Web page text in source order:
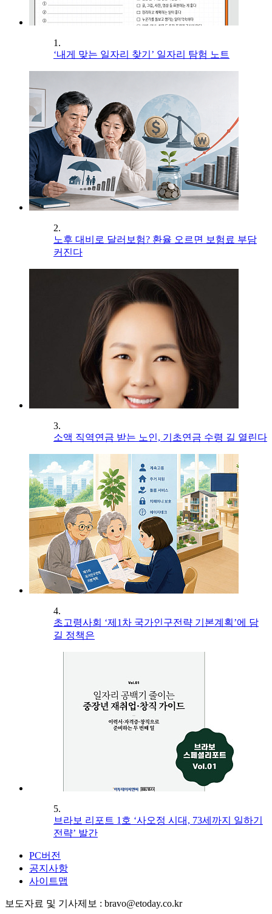
1.
‘내게 맞는 일자리 찾기’ 일자리 탐험 노트
2.
노후 대비로 달러보험? 환율 오르면 보험료 부담
커진다
3.
소액 직역연금 받는 노인, 기초연금 수령 길 열린다
4.
초고령사회 ‘제1차 국가인구전략 기본계획’에 담
길 정책은
5.
브라보 리포트 1호 ‘사오정 시대, 73세까지 일하기
전략’ 발간
PC버전
공지사항
사이트맵
보도자료 및 기사제보 : bravo@etoday.co.kr